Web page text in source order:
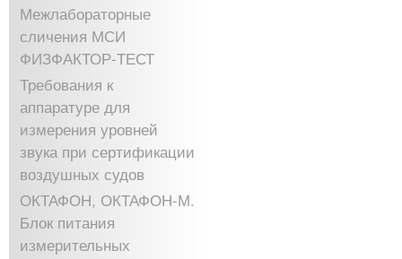
Межлабораторные
сличения МСИ
ФИЗФАКТОР-ТЕСТ
Требования к
аппаратуре для
измерения уровней
звука при сертификации
воздушных судов
ОКТАФОН, ОКТАФОН-М.
Блок питания
измерительных